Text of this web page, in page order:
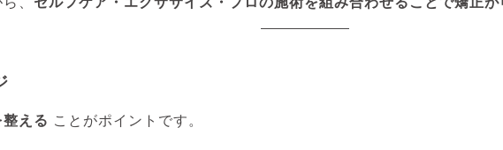
える ことがポイントです。